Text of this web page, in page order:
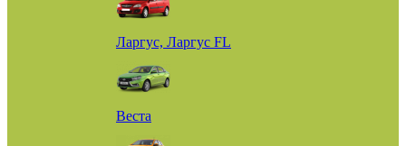
Ларгус, Ларгус FL
Веста